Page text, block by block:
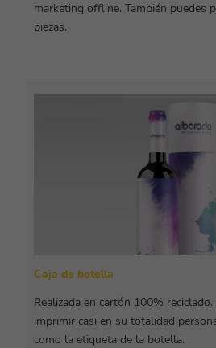
marketing offline. También puedes
piezas.
Caja de botella
Realizada en cartón 100%
imprimir casi en su totalidad
como la etiqueta de la botella.